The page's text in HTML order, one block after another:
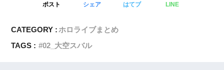
ポスト シェア はてブ LINE
CATEGORY : ホロライブまとめ
TAGS :
02_大空スバル